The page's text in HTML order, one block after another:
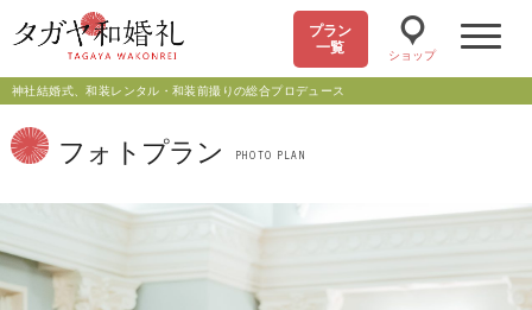
プラン
一覧
ショップ
神社結婚式、和装レンタル・和装前撮りの総合プロデュース
フォトプラン PHOTO PLAN